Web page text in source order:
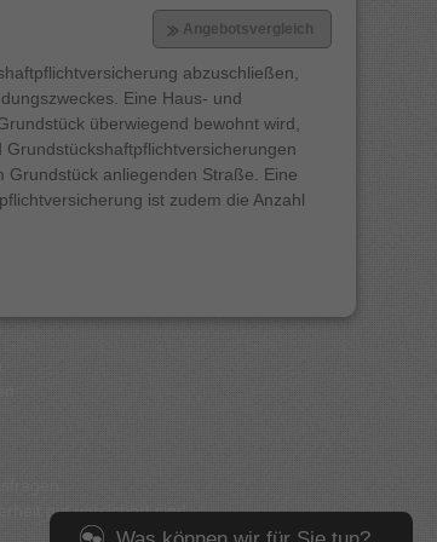
abzuschließen,
Eine Haus- und
überwiegend bewohnt wird,
anliegenden Straße. Eine
ist zudem die Anzahl
gut versichert sind.